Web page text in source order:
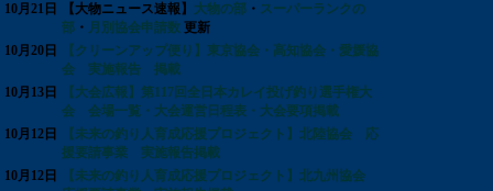
10月21日
【大物ニュース速報】 大物の部 ・ スーパーランクの
部 ・ 月別協会申請数 更新
10月20日
【クリーンアップ便り】東京協会・高知協会・愛媛協
会 実施報告 掲載
10月13日
【大会広報】第117回全日本カレイ投げ釣り選手権大
会 会場一覧・大会運営日程表・大会要項掲載
10月12日
【未来の釣り人育成応援プロジェクト】北陸協会 応
援要請事業 実施報告掲載
10月12日
【未来の釣り人育成応援プロジェクト】北九州協会